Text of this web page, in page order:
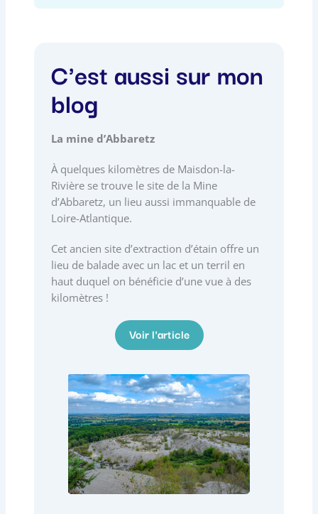
o
o
k
g
a
d k
C'est aussi sur mon
blog
La mine d’Abbaretz
À quelques kilomètres de Maisdon-la-
Rivière se trouve le site de la Mine
d’Abbaretz, un lieu aussi immanquable de
Loire-Atlantique.
Cet ancien site d’extraction d’étain offre un
lieu de balade avec un lac et un terril en
haut duquel on bénéficie d’une vue à des
kilomètres !
Voir l'article